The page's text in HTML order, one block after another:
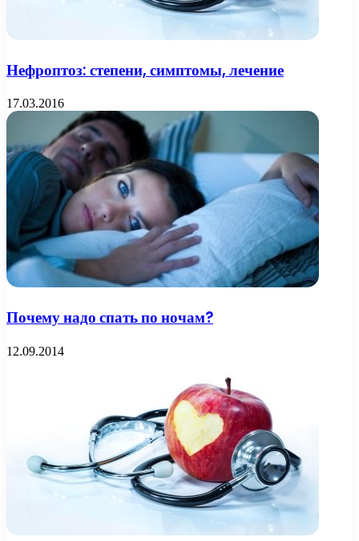
Нефроптоз: степени, симптомы, лечение
17.03.2016
Почему надо спать по ночам?
12.09.2014